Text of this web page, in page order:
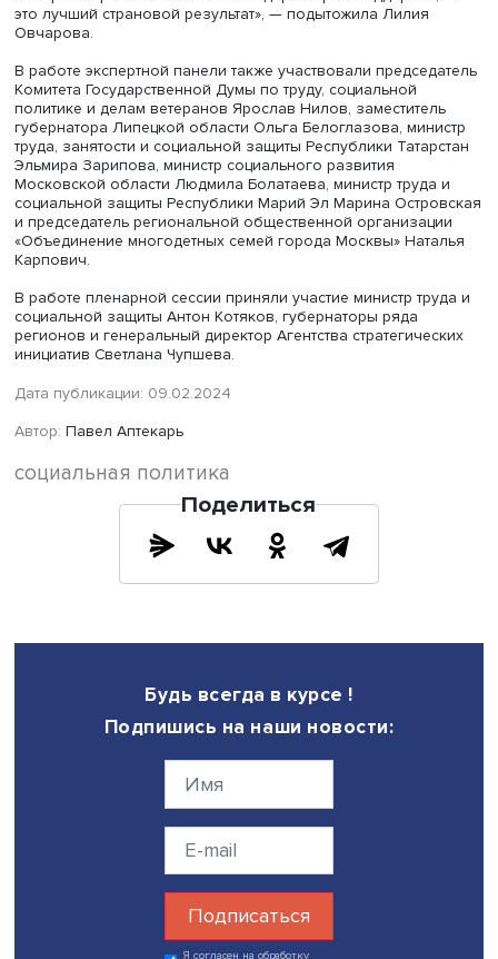
Другим важным направлением Лилия Овчарова
программы сыграли важную роль в решении проблем
семей, но сейчас они на пределе максимума по охвату
с детьми. «Следующий шаг — субсидируемое арендное
Хотелось бы, чтобы мы вместе с законодательной и
исполнительной властью двинулись в эту сторону», —
она.
Еще одним важным элементом дружественной для
социальной политики эксперт назвала помощь
семьям. Встречи с семьями и с НКО, занятыми решением
проблем в социальном секторе, показали, что многие
многодетные матери опасаются, что их зарплата даже
с государственными пособиями не позволит им дать
достойное образование детям в условиях развития
должны получить право на грант, который им позволит
получить образование по платным программам. Это
недорого, мы рассчитали, что это будет стоить 9 млрд в
Но мы тратим больше средств на программы с меньшим
эффектом», — отметила проректор НИУ ВШЭ.
«Мы смотрим в будущее. Могу сказать как специалист,
занимающийся межстрановыми сравнениями, что рост
9 процентных пунктов доли женщин, чьи
Овчарова.
В работе экспертной панели также участвовали
Комитета Государственной Думы по труду, социальной
политике и делам ветеранов Ярослав Нилов,
Эльмира Зарипова, министр социального развития
Московской области Людмила Болатаева, министр
и председатель региональной общественной
«Объединение многодетных семей города Москвы»
В работе пленарной сессии приняли участие министр